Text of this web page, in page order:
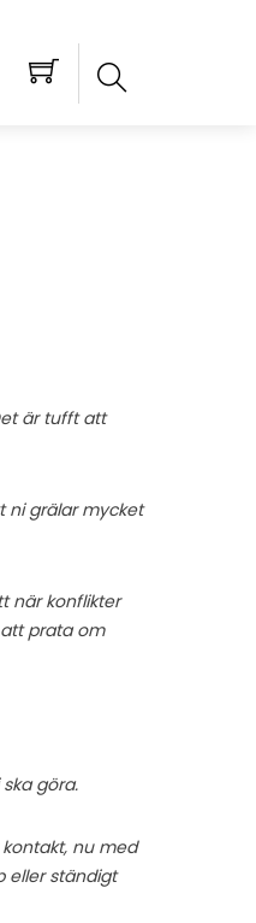
är tufft att
ni grälar mycket
när konflikter
prata om
göra.
nu med
eller ständigt